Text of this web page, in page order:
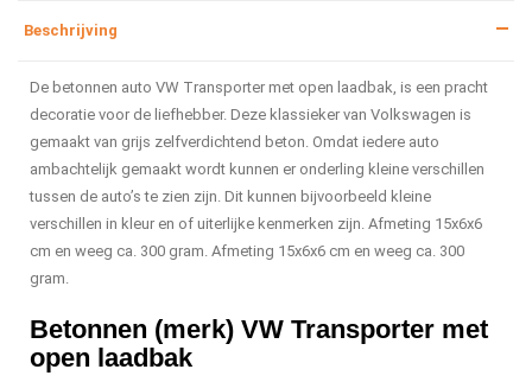
Beschrijving
De betonnen auto VW Transporter met open laadbak, is een pracht
decoratie voor de liefhebber. Deze klassieker van Volkswagen is
gemaakt van grijs zelfverdichtend beton. Omdat iedere auto
ambachtelijk gemaakt wordt kunnen er onderling kleine verschillen
tussen de auto’s te zien zijn. Dit kunnen bijvoorbeeld kleine
verschillen in kleur en of uiterlijke kenmerken zijn. Afmeting 15x6x6
cm en weeg ca. 300 gram. Afmeting 15x6x6 cm en weeg ca. 300
gram.
Betonnen (merk) VW Transporter met
open laadbak